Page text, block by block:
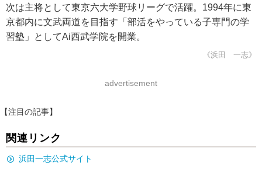
次は主将として東京六大学野球リーグで活躍。1994年に東
京都内に文武両道を目指す「部活をやっている子専門の学
習塾」としてAi西武学院を開業。
《浜田 一志》
advertisement
【注目の記事】
関連リンク
浜田一志公式サイト